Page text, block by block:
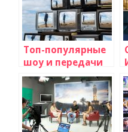
Топ-популярные
шоу и передачи
на телевидении